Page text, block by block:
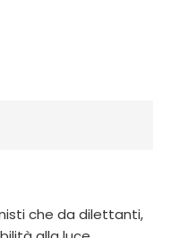
che da dilettanti,